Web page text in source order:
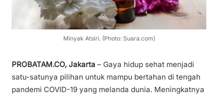
Minyak Atsiri. (Photo: Suara.com)
PROBATAM.CO, Jakarta – Gaya hidup sehat menjadi
satu-satunya pilihan untuk mampu bertahan di tengah
pandemi COVID-19 yang melanda dunia. Meningkatnya